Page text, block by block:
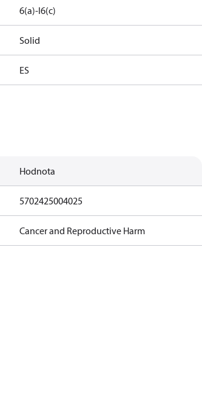
6(a)-I6(c)
Solid
ES
Hodnota
5702425004025
Cancer and Reproductive Harm